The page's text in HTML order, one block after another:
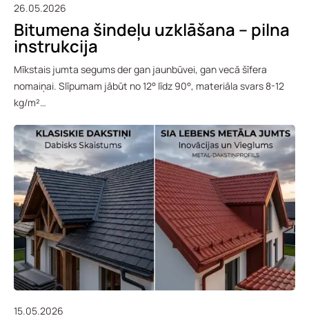
26.05.2026
Bitumena šindeļu uzklāšana – pilna
instrukcija
Mīkstais jumta segums der gan jaunbūvei, gan vecā šīfera
nomaiņai. Slīpumam jābūt no 12° līdz 90°, materiāla svars 8-12
kg/m²…
15.05.2026